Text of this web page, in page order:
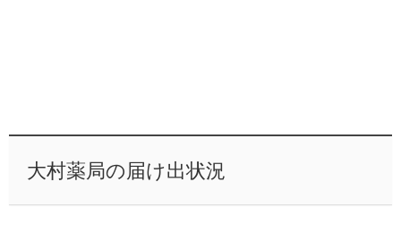
大村薬局の届け出状況